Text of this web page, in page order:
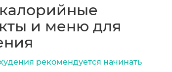
и меню для
рекомендуется начинать